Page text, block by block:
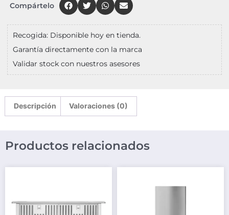
Compártelo
Recogida: Disponible hoy en tienda.
Garantía directamente con la marca
Validar stock con nuestros asesores
Descripción Valoraciones (0)
Productos relacionados